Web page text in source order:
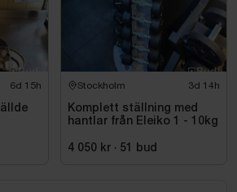
6d 15h Stockholm 3d 14h
Komplett ställning med
hantlar från Eleiko 1 - 10kg
4 050 kr · 51 bud